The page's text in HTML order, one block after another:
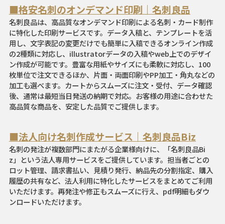
■格安名刺のオンデマンド印刷｜名刺良品
名刺良品は、高品質なオンデマンド印刷による名刺・カード制作
に特化した印刷サービスです。データ入稿と、テンプレートを活
用し、文字表記の変更だけでも簡単に入稿できるオンライン作成
の2種類に対応し、illustratorデータの入稿やweb上でのデザイ
ン作成が可能です。豊富な用紙やサイズにも柔軟に対応し、100
枚単位で注文できるほか、片面・両面印刷やPP加工・角丸などの
加工も選べます。カートからスムーズに注文・受付、データ確認
後、通常は最短当日発送の納期で対応。お客様の用途に合わせた
高品質な商品を、安定した品質でご提供します。
■法人向け名刺作成サービス｜名刺良品Biz
名刺の発注が複数部門にまたがる企業様向けに、「名刺良品Bi
z」という法人専用サービスをご提供しています。担当者ごとの
ロット管理、請求書払い、見積り発行、納品先の分割指定、購入
履歴の共有など、法人利用に特化したサービスをまとめてご利用
いただけます。再発注や修正もスムーズに行え、pdf明細もダウ
ンロードいただけます。